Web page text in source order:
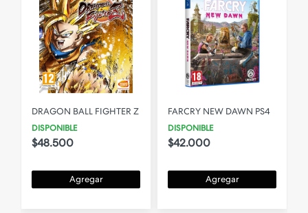
DRAGON BALL FIGHTER Z
DISPONIBLE
$48.500
Agregar
FARCRY NEW DAWN PS4
DISPONIBLE
$42.000
Agregar